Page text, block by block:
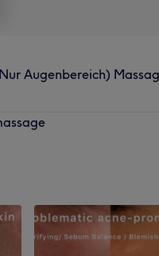
Augenbereich)